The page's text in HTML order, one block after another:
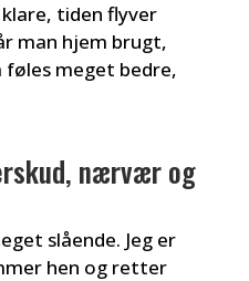
tiden flyver
man hjem brugt,
føles meget bedre,
nærvær og
slående. Jeg er
hen og retter